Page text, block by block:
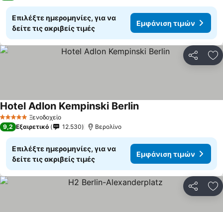
Επιλέξτε ημερομηνίες, για να
δείτε τις ακριβείς τιμές
Εμφάνιση τιμών
5 Αστέρια Ξενοδοχείο
Hotel Adlon Kempinski BerlinΕμφάνιση τιμών
9,2 Εξαιρετικό 12.530 Βερολίνο
Επιλέξτε ημερομηνίες, για να
δείτε τις ακριβείς τιμές
Εμφάνιση τιμών